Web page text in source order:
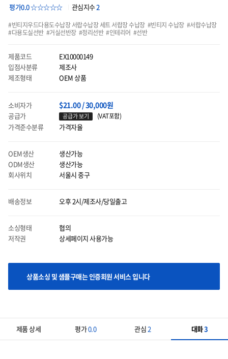
마우스 올릴시에는 이미지를 자세히 볼 수 있으며 클릭시에는 이미지를 다운받으실 수
평가0.0 ☆☆☆☆☆ 관심지수2
빈티지우드다용도수납장 서랍수납장 세트 서랍장 수납장 빈티지 수납장
서랍수납장
다용도실선반
거실선반장 정리선반 인테리어 선반
제품코드
EX10000149
입점사분류
제조사
제조형태
OEM 상품
소비자가 $21.00 / 30,000원
공급가 공급가 보기 (VAT포함)
가격준수분류 가격자율
OEM생산
생산가능
ODM생산
생산가능
회사위치
서울시 중구
배송정보 오후 2시/제조사/당일출고
소싱형태
협의
저작권
상세페이지 사용가능
상품소싱 및 샘플구매는 인증회원 서비스 입니다
제품 상세 평가0.0 관심2 대화3